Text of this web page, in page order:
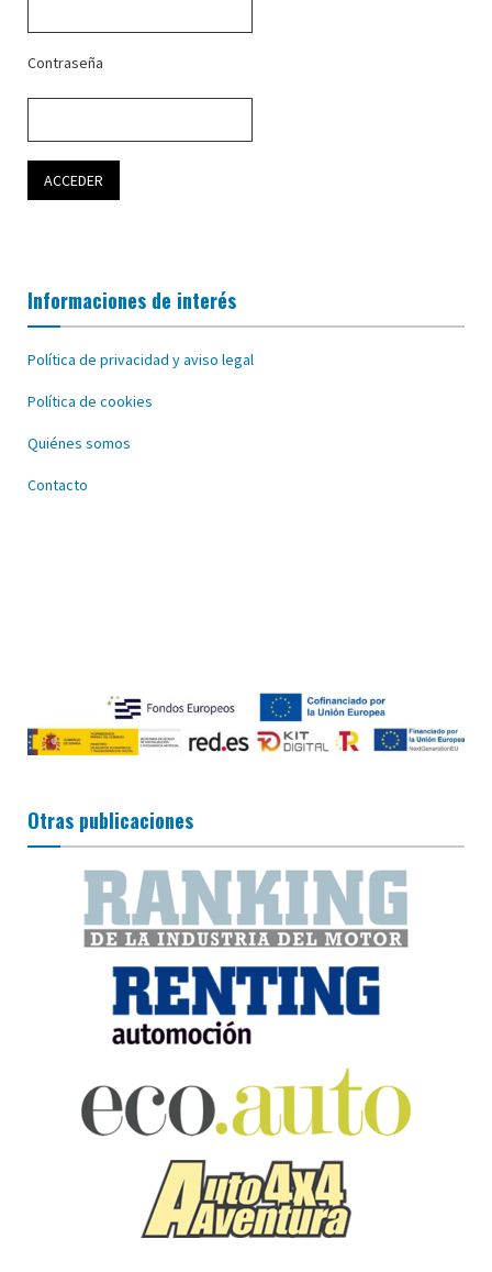
Contraseña
Informaciones de interés
Política de privacidad y aviso legal
Política de cookies
Quiénes somos
Contacto
Otras publicaciones